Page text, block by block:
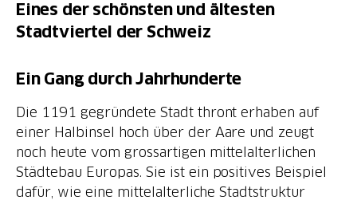
Eines der schönsten und ältesten
Stadtviertel der Schweiz
Ein Gang durch Jahrhunderte
Die 1191 gegründete Stadt thront erhaben auf
einer Halbinsel hoch über der Aare und zeugt
noch heute vom grossartigen mittelalterlichen
Städtebau Europas. Sie ist ein positives Beispiel
dafür, wie eine mittelalterliche Stadtstruktur